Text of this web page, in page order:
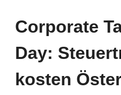
Corporate
Day:
kosten